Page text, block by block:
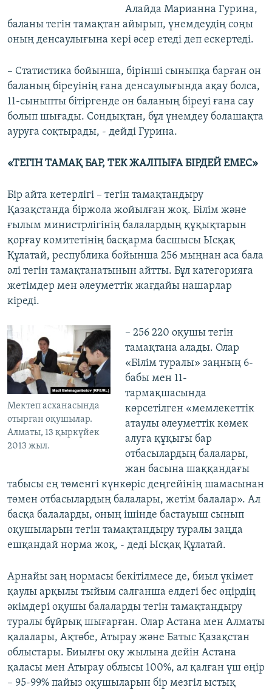
Алайда Марианна Гурина,
баланы тегін тамақтан айырып, үнемдеудің соңы
оның денсаулығына кері әсер етеді деп ескертеді.
– Статистика бойынша, бірінші сыныпқа барған он
баланың біреуінің ғана денсаулығында ақау болса,
11-сыныпты бітіргенде он баланың біреуі ғана сау
болып шығады. Сондықтан, бұл үнемдеу болашақта
ауруға соқтырады, - дейді Гурина.
«ТЕГІН ТАМАҚ БАР, ТЕК ЖАЛПЫҒА БІРДЕЙ ЕМЕС»
Бір айта кетерлігі – тегін тамақтандыру
Қазақстанда біржола жойылған жоқ. Білім және
ғылым министрлігінің балалардың құқықтарын
қорғау комитетінің басқарма басшысы Ысқақ
Құлатай, республика бойынша 256 мыңнан аса бала
әлі тегін тамақтанатынын айтты. Бұл категорияға
жетімдер мен әлеуметтік жағдайы нашарлар
кіреді.
Мектеп асханасында
отырған оқушылар.
Алматы, 13 қыркүйек
2013 жыл.
– 256 220 оқушы тегін
тамақтана алады. Олар
«Білім туралы» заңның 6-
бабы мен 11-
тармақшасында
көрсетілген «мемлекеттік
атаулы әлеуметтік көмек
алуға құқығы бар
отбасылардың балалары,
жан басына шаққандағы
табысы ең төменгі күнкөріс деңгейінің шамасынан
төмен отбасылардың балалары, жетім балалар». Ал
басқа балаларды, оның ішінде бастауыш сынып
оқушыларын тегін тамақтандыру туралы заңда
ешқандай норма жоқ, - деді Ысқақ Құлатай.
Арнайы заң нормасы бекітілмесе де, биыл үкімет
қаулы арқылы тыйым салғанша елдегі бес өңірдің
әкімдері оқушы балаларды тегін тамақтандыру
туралы бұйрық шығарған. Олар Астана мен Алматы
қалалары, Ақтөбе, Атырау және Батыс Қазақстан
облыстары. Биылғы оқу жылына дейін Астана
қаласы мен Атырау облысы 100%, ал қалған үш өңір
– 95-99% пайыз оқушыларын бір мезгіл ыстық